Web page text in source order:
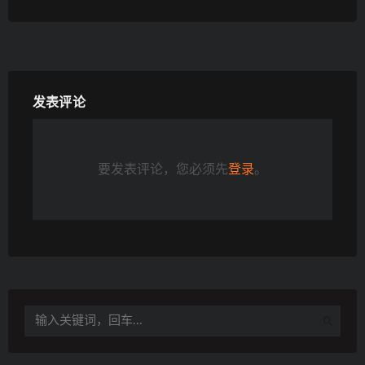
发表评论
要发表评论，您必须先登录。